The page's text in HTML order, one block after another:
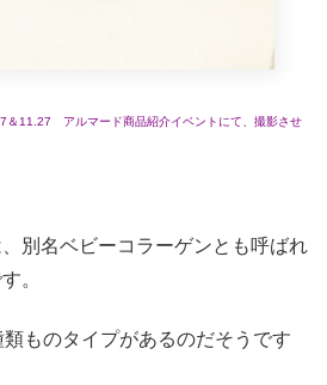
11.27 アルマード商品紹介イベントにて、撮影させ
別名ベビーコラーゲンとも呼ばれ
。
ものタイプがあるのだそうです